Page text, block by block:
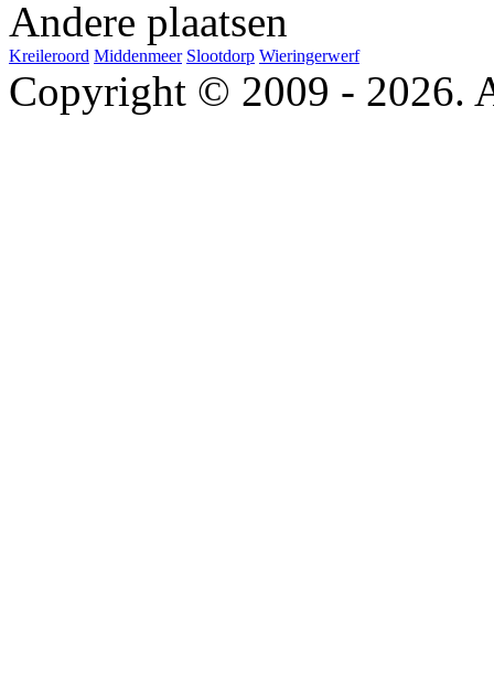
Andere plaatsen
Kreileroord Middenmeer Slootdorp Wieringerwerf
Copyright © 2009 - 2026.